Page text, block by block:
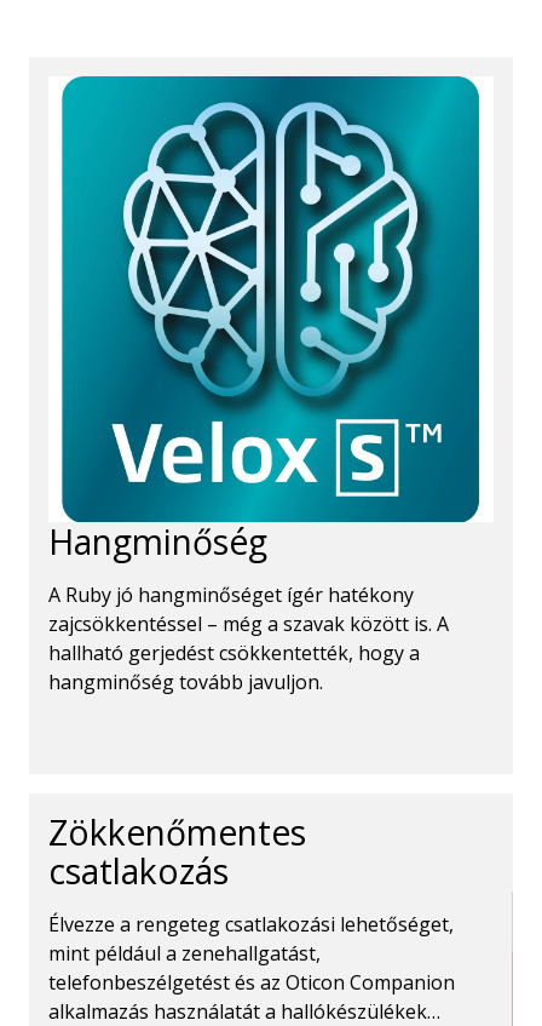
Hangminőség
A Ruby jó hangminőséget ígér hatékony
zajcsökkentéssel – még a szavak között is. A
hallható gerjedést csökkentették, hogy a
hangminőség tovább javuljon.
Zökkenőmentes
csatlakozás
Élvezze a rengeteg csatlakozási lehetőséget,
mint például a zenehallgatást,
telefonbeszélgetést és az Oticon Companion
alkalmazás használatát a hallókészülékek